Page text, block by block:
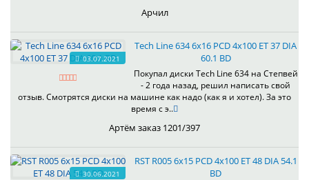
Арчил
03.07.2021
Tech Line 634 6x16 PCD 4x100 ET 37 DIA
60.1 BD
Покупал диски Tech Line 634 на Степвей
- 2 года назад, решил написать свой
отзыв. Смотрятся диски на машине как надо (как я и хотел). За это
время с э..
Артём заказ 1201/397
30.06.2021
RST R005 6x15 PCD 4x100 ET 48 DIA 54.1
BD